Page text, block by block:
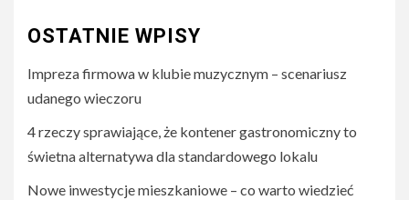
OSTATNIE WPISY
Impreza firmowa w klubie muzycznym – scenariusz
udanego wieczoru
4 rzeczy sprawiające, że kontener gastronomiczny to
świetna alternatywa dla standardowego lokalu
Nowe inwestycje mieszkaniowe – co warto wiedzieć